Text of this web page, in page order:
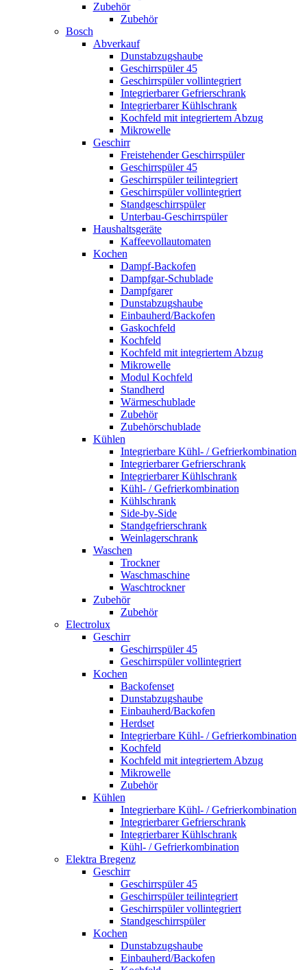
Zubehör
Zubehör
Bosch
Abverkauf
Dunstabzugshaube
Geschirrspüler 45
Geschirrspüler vollintegriert
Integrierbarer Gefrierschrank
Integrierbarer Kühlschrank
Kochfeld mit integriertem Abzug
Mikrowelle
Geschirr
Freistehender Geschirrspüler
Geschirrspüler 45
Geschirrspüler teilintegriert
Geschirrspüler vollintegriert
Standgeschirrspüler
Unterbau-Geschirrspüler
Haushaltsgeräte
Kaffeevollautomaten
Kochen
Dampf-Backofen
Dampfgar-Schublade
Dampfgarer
Dunstabzugshaube
Einbauherd/Backofen
Gaskochfeld
Kochfeld
Kochfeld mit integriertem Abzug
Mikrowelle
Modul Kochfeld
Standherd
Wärmeschublade
Zubehör
Zubehörschublade
Kühlen
Integrierbare Kühl- / Gefrierkombination
Integrierbarer Gefrierschrank
Integrierbarer Kühlschrank
Kühl- / Gefrierkombination
Kühlschrank
Side-by-Side
Standgefrierschrank
Weinlagerschrank
Waschen
Trockner
Waschmaschine
Waschtrockner
Zubehör
Zubehör
Electrolux
Geschirr
Geschirrspüler 45
Geschirrspüler vollintegriert
Kochen
Backofenset
Dunstabzugshaube
Einbauherd/Backofen
Herdset
Integrierbare Kühl- / Gefrierkombination
Kochfeld
Kochfeld mit integriertem Abzug
Mikrowelle
Zubehör
Kühlen
Integrierbare Kühl- / Gefrierkombination
Integrierbarer Gefrierschrank
Integrierbarer Kühlschrank
Kühl- / Gefrierkombination
Elektra Bregenz
Geschirr
Geschirrspüler 45
Geschirrspüler teilintegriert
Geschirrspüler vollintegriert
Standgeschirrspüler
Kochen
Dunstabzugshaube
Einbauherd/Backofen